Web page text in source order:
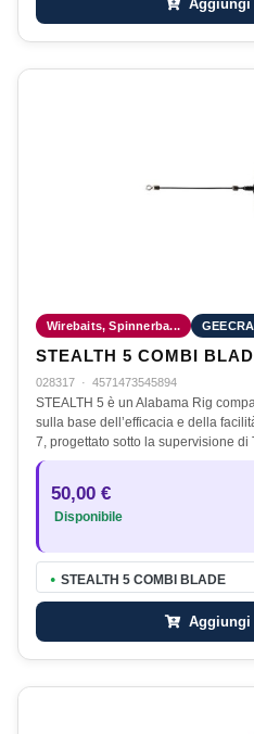
Aggiungi
Wirebaits, Spinnerba...
STEALTH 5 COMBI
028317 · 4571473545894
STEALTH 5 è un Alabama Rig
sulla base dell’efficacia e della
7, progettato sotto la supervisione
50,00 €
Disponibile
● STEALTH 5 COMBI BLADE
Aggiungi